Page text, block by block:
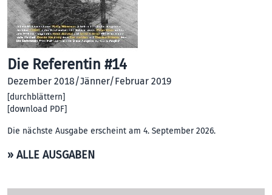
Die Referentin #14
Dezember 2018/Jänner/Februar 2019
[durchblättern]
[download PDF]
Die nächste Ausgabe erscheint am 4. September 2026.
» ALLE AUSGABEN